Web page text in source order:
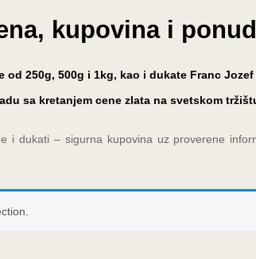
kupovina i
250g, 500g i 1kg, kao i dukate Franc Jozef
sa kretanjem cene zlata na svetskom
i dukati – sigurna kupovina uz proverene